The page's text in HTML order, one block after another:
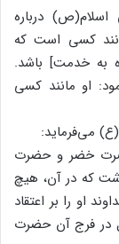
درباره
کسی است که
به خدمت] باشد.
او مانند کسی
خضر و حضرت
که در آن، هیچ
او را بر اعتقاد
در فرج آن حضرت